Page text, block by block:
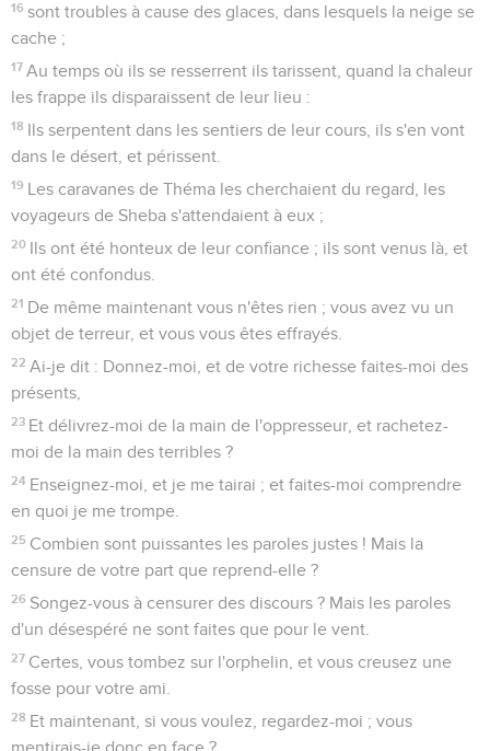
16 sont troubles à cause des glaces, dans lesquels la neige se
cache ;
17 Au temps où ils se resserrent ils tarissent, quand la chaleur
les frappe ils disparaissent de leur lieu :
18 Ils serpentent dans les sentiers de leur cours, ils s'en vont
dans le désert, et périssent.
19 Les caravanes de Théma les cherchaient du regard, les
voyageurs de Sheba s'attendaient à eux ;
20 Ils ont été honteux de leur confiance ; ils sont venus là, et
ont été confondus.
21 De même maintenant vous n'êtes rien ; vous avez vu un
objet de terreur, et vous vous êtes effrayés.
22 Ai-je dit : Donnez-moi, et de votre richesse faites-moi des
présents,
23 Et délivrez-moi de la main de l'oppresseur, et rachetez-
moi de la main des terribles ?
24 Enseignez-moi, et je me tairai ; et faites-moi comprendre
en quoi je me trompe.
25 Combien sont puissantes les paroles justes ! Mais la
censure de votre part que reprend-elle ?
26 Songez-vous à censurer des discours ? Mais les paroles
d'un désespéré ne sont faites que pour le vent.
27 Certes, vous tombez sur l'orphelin, et vous creusez une
fosse pour votre ami.
28 Et maintenant, si vous voulez, regardez-moi ; vous
mentirais-je donc en face ?